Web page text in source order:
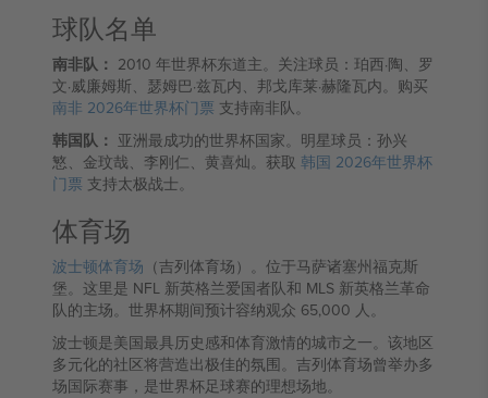
球队名单
南非队： 2010 年世界杯东道主。关注球员：珀西·陶、罗
文·威廉姆斯、瑟姆巴·兹瓦内、邦戈库莱·赫隆瓦内。购买
南非 2026年世界杯门票 支持南非队。
韩国队： 亚洲最成功的世界杯国家。明星球员：孙兴
慜、金玟哉、李刚仁、黄喜灿。获取 韩国 2026年世界杯
门票 支持太极战士。
体育场
波士顿体育场 （吉列体育场）。位于马萨诸塞州福克斯
堡。这里是 NFL 新英格兰爱国者队和 MLS 新英格兰革命
队的主场。世界杯期间预计容纳观众 65,000 人。
波士顿是美国最具历史感和体育激情的城市之一。该地区
多元化的社区将营造出极佳的氛围。吉列体育场曾举办多
场国际赛事，是世界杯足球赛的理想场地。